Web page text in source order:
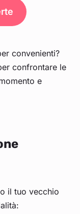
convenienti?
confrontare le
e
il tuo vecchio